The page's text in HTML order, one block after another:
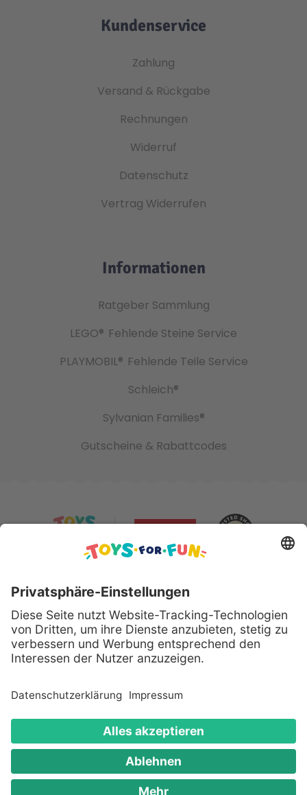
Kundenservice
Zahlung
Versand & Rückgabe
Rechnungen
Widerruf
Datenschutz
Vertrag Widerrufen
Informationen
Ratgeber Sammlung
LEGO® Fehlende Steine Service
PLAYMOBIL® Fehlende Teile Service
Schleich®
Sylvanian Families®
Gutscheine & Rabattcodes
Sicher bezahlen mit:
Alle genannten Produkte und Logos sind eingetragene
Warenzeichen der jeweiligen Hersteller.
Copyright © 2008 - 2026 Toys for Fun GmbH - Alle
Rechte vorbehalten